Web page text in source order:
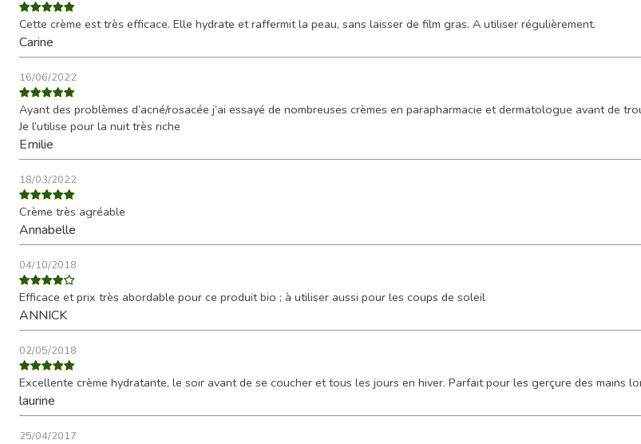
Cette crème est très efficace. Elle hydrate et raffermit la peau, sans laisser de film gras. A utiliser régulièrement.
Carine
16/06/2022
Ayant des problèmes d’acné/rosacée j’ai essayé de nombreuses crèmes en parapharmacie et dermatologue avant de
Je l’utilise pour la nuit très riche
Emilie
18/03/2022
Crème très agréable
Annabelle
04/10/2018
Efficace et prix très abordable pour ce produit bio ; à utiliser aussi pour les coups de soleil
ANNICK
02/05/2018
Excellente crème hydratante, le soir avant de se coucher et tous les jours en hiver. Parfait pour les gerçure des mains
laurine
25/04/2017